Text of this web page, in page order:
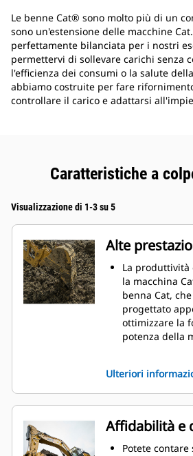
Le benne Cat® sono molto più di un
sono un'estensione delle macchine
perfettamente bilanciata per i nostri
permettervi di sollevare carichi senza
l'efficienza dei consumi o la salute
abbiamo costruite per fare
controllare il carico e adattarsi
Caratteristiche a
Visualizzazione di 1-3 su 5
Alte
La produttività
la macchina
benna Cat,
progettato
ottimizzare la
potenza della
benna. Il gioco
aggiunto
della benna
riducendo i
manutenzione.
I consumi di
Ulteriori
Affidabilità e
Potete